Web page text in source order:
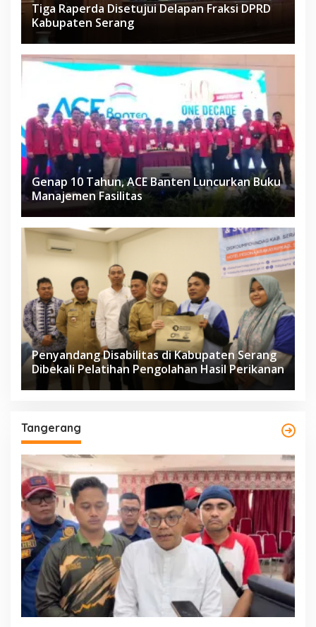
Tiga Raperda Disetujui Delapan Fraksi DPRD
Kabupaten Serang
Genap 10 Tahun, ACE Banten Luncurkan Buku
Manajemen Fasilitas
Penyandang Disabilitas di Kabupaten Serang
Dibekali Pelatihan Pengolahan Hasil Perikanan
Tangerang